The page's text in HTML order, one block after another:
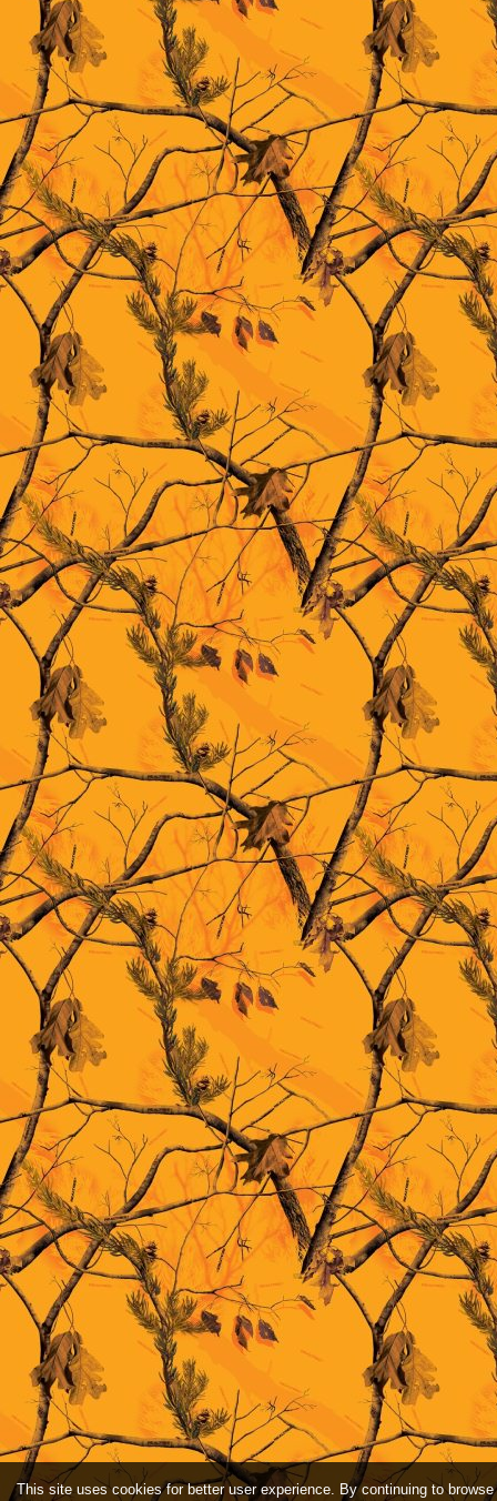
This site uses cookies for better user experience. By continuing to